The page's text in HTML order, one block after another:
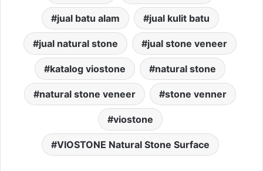
jual batu alam jual kulit batu
jual natural stone jual stone veneer
katalog viostone natural stone
natural stone veneer stone venner
viostone
VIOSTONE Natural Stone Surface